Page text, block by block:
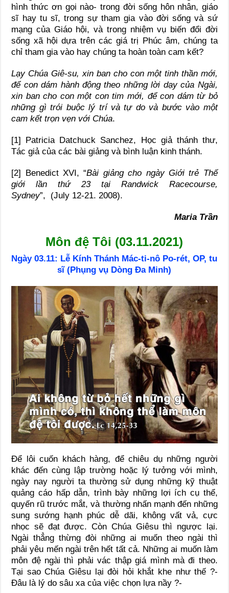
hình thức ơn gọi nào- trong đời sống hôn nhân, giáo
sĩ hay tu sĩ, trong sự tham gia vào đời sống và sứ
mạng của Giáo hội, và trong nhiệm vụ biến đổi đời
sống xã hội dựa trên các giá trị Phúc âm, chúng ta
chỉ tham gia vào hay chúng ta hoàn toàn cam kết?
Lạy Chúa Giê-su, xin ban cho con một tinh thần mới,
để con dám hành động theo những lời dạy của Ngài,
xin ban cho con một con tim mới, để con dám từ bỏ
những gì trói buộc lý trí và tự do và bước vào một
cam kết trọn vẹn với Chúa.
[1] Patricia Datchuck Sanchez, Học giả thánh thư,
Tác giả của các bài giảng và bình luận kinh thánh.
[2] Benedict XVI, “Bài giảng cho ngày Giới trẻ Thế
giới lần thứ 23 tại Randwick Racecourse,
Sydney”, (July 12-21. 2008).
Maria Trần
Môn đệ Tôi (03.11.2021)
Ngày 03.11: Lễ Kính Thánh Mác-ti-nô Po-rét, OP, tu
sĩ (Phụng vụ Dòng Đa Minh)
Để lôi cuốn khách hàng, để chiêu dụ những người
khác đến cùng lập trường hoặc lý tưởng với mình,
ngày nay người ta thường sử dụng những kỹ thuật
quảng cáo hấp dẫn, trình bày những lợi ích cụ thể,
quyến rũ trước mắt, và thường nhấn mạnh đến những
sung sướng hạnh phúc dễ dãi, không vất vả, cực
nhọc sẽ đạt được. Còn Chúa Giêsu thì ngược lại.
Ngài thẳng thừng đòi những ai muốn theo ngài thì
phải yêu mến ngài trên hết tất cả. Những ai muốn làm
môn đệ ngài thì phải vác thập giá mình mà đi theo.
Tại sao Chúa Giêsu lại đòi hỏi khắt khe như thế ?-
Đâu là lý do sâu xa của việc chọn lựa nầy ?-